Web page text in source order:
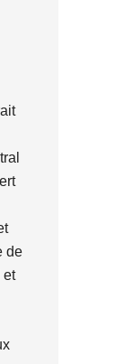
de
et